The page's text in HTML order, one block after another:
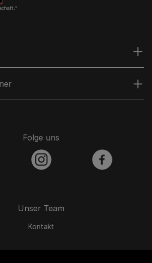
Unser Team
Kontakt
Folge uns
instagram facebook